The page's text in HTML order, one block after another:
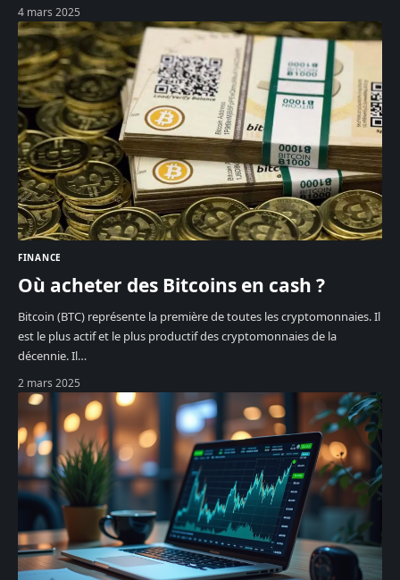
4 mars 2025
FINANCE
Où acheter des Bitcoins en cash ?
Bitcoin (BTC) représente la première de toutes les cryptomonnaies. Il
est le plus actif et le plus productif des cryptomonnaies de la
décennie. Il…
2 mars 2025